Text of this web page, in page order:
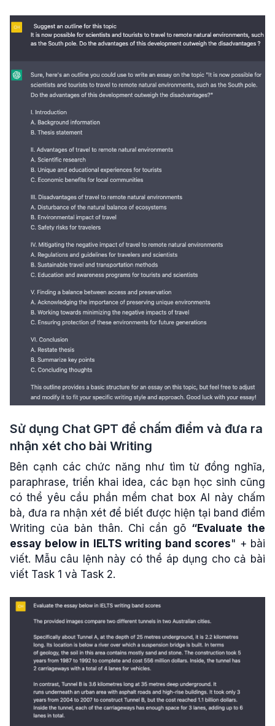
Sử dụng Chat GPT để chấm điểm và đưa ra
nhận xét cho bài Writing
Bên cạnh các chức năng như tìm từ đồng nghĩa,
paraphrase, triển khai idea, các bạn học sinh cũng
có thể yêu cầu phần mềm chat box AI này chấm
bà, đưa ra nhận xét để biết được hiện tại band điểm
Writing của bản thân. Chỉ cần gõ “Evaluate the
essay below in IELTS writing band scores" + bài
viết. Mẫu câu lệnh này có thể áp dụng cho cả bài
viết Task 1 và Task 2.